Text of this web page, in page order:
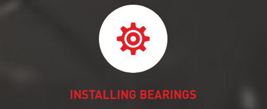
INSTALLING BEARINGS